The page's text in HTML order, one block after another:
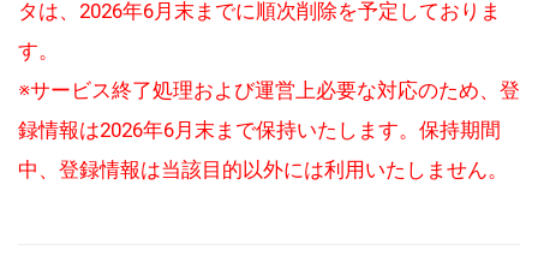
タは、2026年6月末までに順次削除を予定しておりま
す。
※サービス終了処理および運営上必要な対応のため、登
録情報は2026年6月末まで保持いたします。保持期間
中、登録情報は当該目的以外には利用いたしません。